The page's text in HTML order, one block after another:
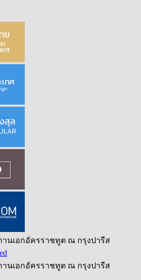
านเอกอัครราชทูต ณ กรุงปารีส
านเอกอัครราชทูต ณ กรุงปารีส